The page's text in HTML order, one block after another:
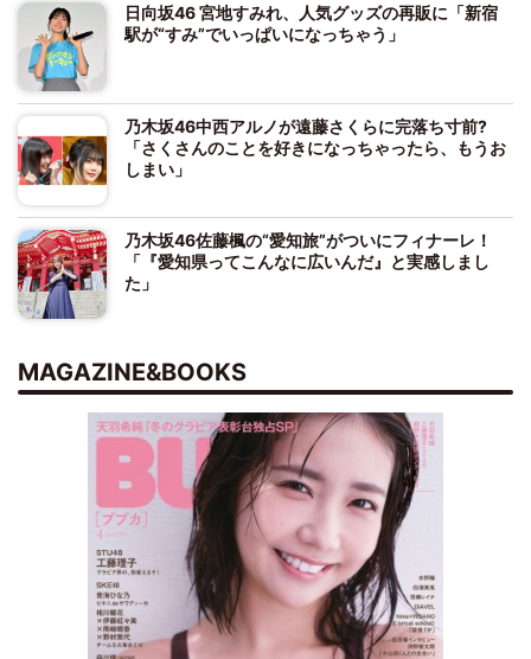
日向坂46 宮地すみれ、人気グッズの再販に「新宿
駅が“すみ”でいっぱいになっちゃう」
乃木坂46中西アルノが遠藤さくらに完落ち寸前?
「さくさんのことを好きになっちゃったら、もうお
しまい」
乃木坂46佐藤楓の“愛知旅”がついにフィナーレ！
「『愛知県ってこんなに広いんだ』と実感しまし
た」
MAGAZINE&BOOKS